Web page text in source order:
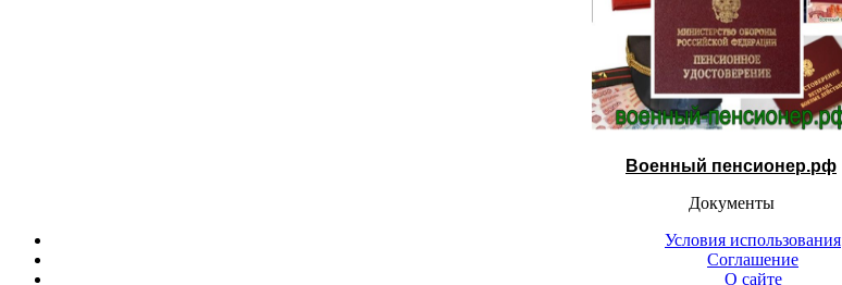
Военный пенсионер.рф
Документы
Условия использования
Соглашение
О сайте